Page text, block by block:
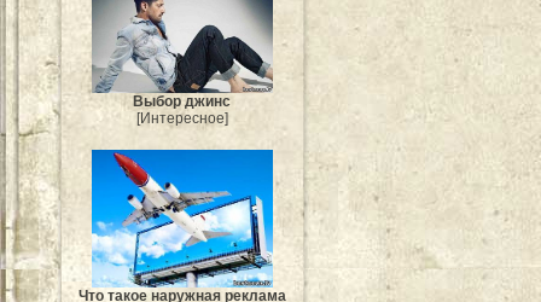
Выбор джинс
[Интересное]
Что такое наружная реклама